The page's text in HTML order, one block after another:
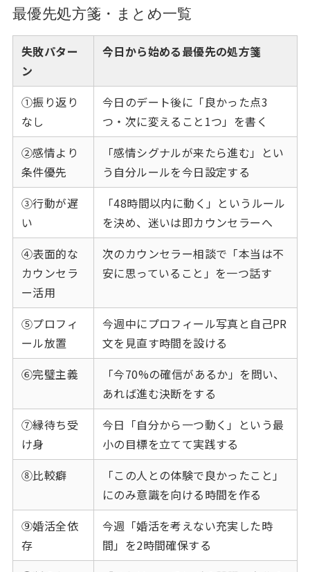
最優先処方箋・まとめ一覧
失敗パター
ン
今日から始める最優先の処方箋
①振り返り
なし
今日のデート後に「良かった点3
つ・次に変えること1つ」を書く
②感情より
条件優先
「感情シグナルが来たら進む」とい
う自分ルールを今日設定する
③行動が遅
い
「48時間以内に動く」というルール
を決め、迷いは即カウンセラーへ
④表面的な
カウンセラ
ー活用
次のカウンセラー相談で「本当は不
安に思っていること」を一つ話す
⑤プロフィ
ール放置
今週中にプロフィール写真と自己PR
文を見直す時間を設ける
⑥完璧主義
「今70%の確信があるか」を問い、
あれば進む決断をする
⑦縁待ち受
け身
今日「自分から一つ動く」という最
小の目標を立てて実践する
⑧比較癖
「この人との体験で良かったこと」
にのみ意識を向ける時間を作る
⑨婚活全依
存
今週「婚活を考えない充実した時
間」を2時間確保する